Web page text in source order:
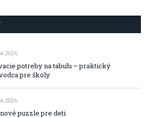
2026
potreby na tabuľu – praktický
pre školy
2026
puzzle pre deti